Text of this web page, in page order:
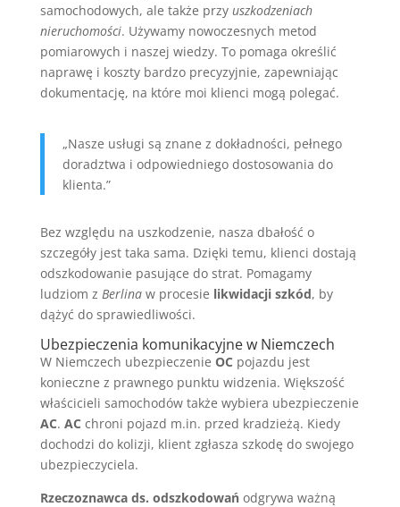
samochodowych, ale także przy uszkodzeniach
nieruchomości. Używamy nowoczesnych metod
pomiarowych i naszej wiedzy. To pomaga określić
naprawę i koszty bardzo precyzyjnie, zapewniając
dokumentację, na które moi klienci mogą polegać.
„Nasze usługi są znane z dokładności, pełnego
doradztwa i odpowiedniego dostosowania do
klienta.”
Bez względu na uszkodzenie, nasza dbałość o
szczegóły jest taka sama. Dzięki temu, klienci dostają
odszkodowanie pasujące do strat. Pomagamy
ludziom z Berlinaw procesie likwidacji szkód, by
dążyć do sprawiedliwości.
Ubezpieczenia komunikacyjne w Niemczech
W Niemczech ubezpieczenie OC pojazdu jest
konieczne z prawnego punktu widzenia. Większość
właścicieli samochodów także wybiera ubezpieczenie
AC. AC chroni pojazd m.in. przed kradzieżą. Kiedy
dochodzi do kolizji, klient zgłasza szkodę do swojego
ubezpieczyciela.
Rzeczoznawca ds. odszkodowańodgrywa ważną